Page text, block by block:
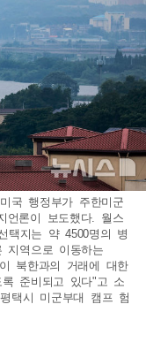
국 행정부가 주한미군
언론이 보도했다. 월스
택지는 약 4500명의 병
지역으로 이동하는
북한과의 거래에 대한
준비되고 있다"고 소
택시 미군부대 캠프 험